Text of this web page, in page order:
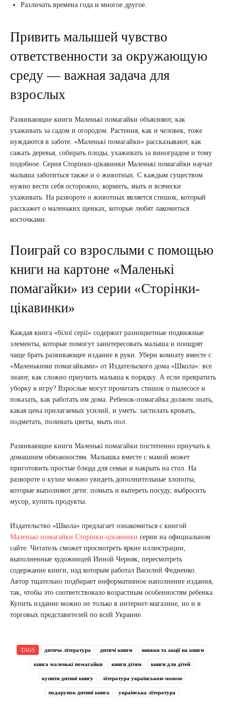
Различать времена года и многое другое.
Привить малышей чувство
ответственности за окружающую
среду — важная задача для
взрослых
Развивающие книги Маленькі помагайки объясняют, как
ухаживать за садом и огородом. Растения, как и человек, тоже
нуждаются в заботе. «Маленькі помагайки» рассказывают, как
сажать деревья, собирать плоды, ухаживать за виноградом и тому
подобное. Серия Сторінки-цікавинки Маленькі помагайки научат
малыша заботиться также и о животных. С каждым существом
нужно вести себя осторожно, кормить, мыть и всячески
ухаживать. На развороте о животных является стишок, который
расскажет о маленьких щенках, которые любят лакомиться
косточками.
Поиграй со взрослыми с помощью
книги на картоне «Маленькі
помагайки» из серии «Сторінки-
цікавинки»
Каждая книга «білої серії» содержит разноцветные подвижные
элементы, которые помогут заинтересовать малыша и поощрят
чаще брать развивающее издание в руки. Убери комнату вместе с
«Маленькими помагайками» от Издательского дома «Школа»: все
знают, как сложно приучить малыша к порядку. А если превратить
уборку в игру? Взрослые могут прочитать стишок о пылесосе и
показать, как работать им дома. Ребенок-помагайка должен знать,
какая цена прилагаемых усилий, и уметь: застилать кровать,
подметать, поливать цветы, мыть пол.
Развивающие книги Маленькі помагайки постепенно приучать к
домашним обязанностям. Малышка вместе с мамой может
приготовить простые блюда для семьи и накрыть на стол. На
развороте о кухне можно увидеть дополнительные хлопоты,
которые выполняют дети: помыть и вытереть посуду, выбросить
мусор, купить продукты.
Издательство «Школа» предлагает ознакомиться с книгой
Маленькі помагайки Сторінки-цікавинки серии на официальном
сайте. Читатель сможет просмотреть яркие иллюстрации,
выполненные художницей Инной Черняк, пересмотреть
содержание книги, над которым работал Василий Федиенко.
Автор тщательно подбирает информативное наполнение издания,
так, чтобы это соответствовало возрастным особенностям ребенка.
Купить издание можно не только в интернет-магазине, но и в
торговых представителей по всей Украине.
TAGS дитяча література дитячі книги знижки та акції на книги
книга маленькі помагайки книги дітям книги для дітей
купити дитині книгу література українською мовою
подарунок дитині книга українська література